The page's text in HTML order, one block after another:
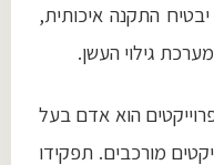
התקנה איכותית,
גילוי העשן.
הוא אדם בעל
מורכבים. תפקידו